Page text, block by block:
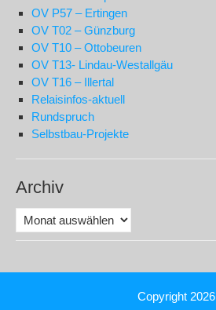
OV P57 – Ertingen
OV T02 – Günzburg
OV T10 – Ottobeuren
OV T13- Lindau-Westallgäu
OV T16 – Illertal
Relaisinfos-aktuell
Rundspruch
Selbstbau-Projekte
Archiv
Archiv
Copyright 2026